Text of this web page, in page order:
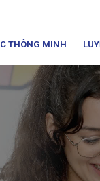
THÔNG MINH